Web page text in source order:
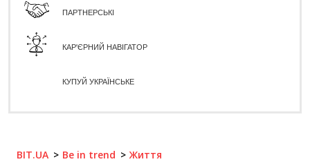
ПАРТНЕРСЬКІ
КАР'ЄРНИЙ НАВІГАТОР
КУПУЙ УКРАЇНСЬКЕ
BIT.UA Be in trend Життя